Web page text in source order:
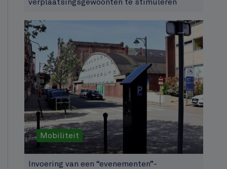
verplaatsingsgewoonten te stimuleren
Mobiliteit
Invoering van een “evenementen”-